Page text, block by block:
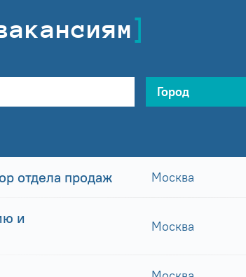
Город
отдела продаж Москва
и
Москва